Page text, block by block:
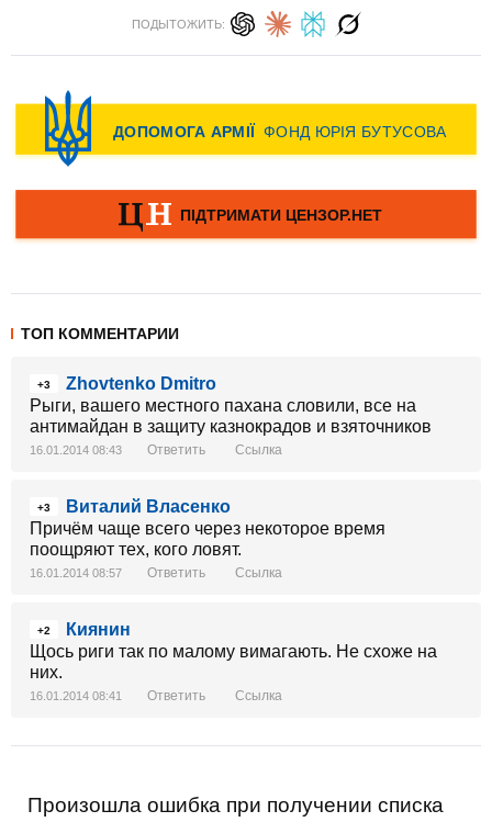
ПОДЫТОЖИТЬ:
ТОП КОММЕНТАРИИ
+3
Zhovtenko Dmitro
Рыги, вашего местного пахана словили, все на
антимайдан в защиту казнокрадов и взяточников
16.01.2014 08:43 Ответить Ссылка
+3
Виталий Власенко
Причём чаще всего через некоторое время
поощряют тех, кого ловят.
16.01.2014 08:57 Ответить Ссылка
+2
Киянин
Щось риги так по малому вимагають. Не схоже на
них.
16.01.2014 08:41 Ответить Ссылка
Произошла ошибка при получении списка